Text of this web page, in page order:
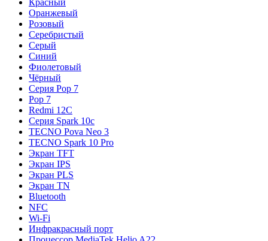
Оранжевый
Розовый
Серебристый
Серый
Синий
Фиолетовый
Чёрный
Серия Pop 7
Pop 7
Redmi 12C
Серия Spark 10c
TECNO Pova Neo 3
TECNO Spark 10 Pro
Экран TFT
Экран IPS
Экран PLS
Экран TN
Bluetooth
NFC
Wi-Fi
Инфракрасный порт